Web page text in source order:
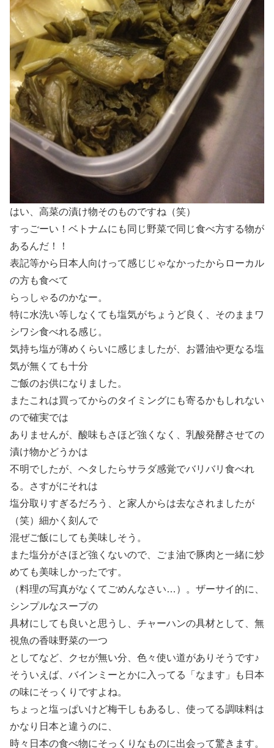
はい、高菜の漬け物そのものですね（笑）
すっごーい！ベトナムにも同じ野菜で同じ食べ方する物が
あるんだ！！
表記等から日本人向けって感じじゃなかったからローカル
の方も食べて
らっしゃるのかなー。
特に水洗い等しなくても塩気がちょうど良く、そのままワ
シワシ食べれる感じ。
気持ち塩が薄めくらいに感じましたが、お醤油や更なる塩
気が無くても十分
ご飯のお供になりました。
またこれは買ってからのタイミングにも寄るかもしれない
ので確実では
ありませんが、酸味もさほど強くなく、乳酸発酵させての
漬け物かどうかは
不明でしたが、ヘタしたらサラダ感覚でバリバリ食べれ
る。さすがにそれは
塩分取りすぎるだろう、と家人からは去なされましたが
（笑）細かく刻んで
混ぜご飯にしても美味しそう。
また塩分がさほど強くないので、ごま油で豚肉と一緒に炒
めても美味しかったです。
（料理の写真がなくてごめんなさい…）。ザーサイ的に、
シンプルなスープの
具材にしても良いと思うし、チャーハンの具材として、無
視魚の香味野菜の一つ
としてなど、クセが無い分、色々使い道がありそうです♪
そういえば、バインミーとかに入ってる「なます」も日本
の味にそっくりですよね。
ちょっと塩っぱいけど梅干しもあるし、使ってる調味料は
かなり日本と違うのに、
時々日本の食べ物にそっくりなものに出会って驚きます。